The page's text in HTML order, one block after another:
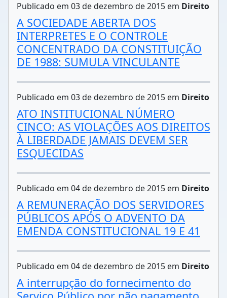
Publicado em 03 de dezembro de 2015 em Direito
A SOCIEDADE ABERTA DOS
INTERPRETES E O CONTROLE
CONCENTRADO DA CONSTITUIÇÃO
DE 1988: SUMULA VINCULANTE
Publicado em 03 de dezembro de 2015 em Direito
ATO INSTITUCIONAL NÚMERO
CINCO: AS VIOLAÇÕES AOS DIREITOS
À LIBERDADE JAMAIS DEVEM SER
ESQUECIDAS
Publicado em 04 de dezembro de 2015 em Direito
A REMUNERAÇÃO DOS SERVIDORES
PÚBLICOS APÓS O ADVENTO DA
EMENDA CONSTITUCIONAL 19 E 41
Publicado em 04 de dezembro de 2015 em Direito
A interrupção do fornecimento do